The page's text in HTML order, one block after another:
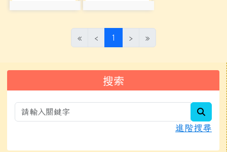
photo:593 photo:594
« ‹ 1 (目前頁次)
› »
搜索
進階搜尋